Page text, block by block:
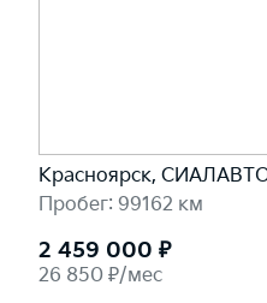
Красноярск,
Пробег: 99162 км
2 459 000 ₽
26 850 ₽/мес